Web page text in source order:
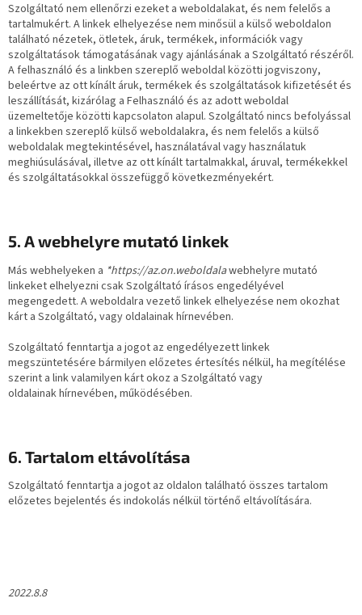
Szolgáltató nem ellenőrzi ezeket a weboldalakat, és nem felelős a
tartalmukért. A linkek elhelyezése nem minősül a külső weboldalon
található nézetek, ötletek, áruk, termékek, információk vagy
szolgáltatások támogatásának vagy ajánlásának a Szolgáltató részéről.
A felhasználó és a linkben szereplő weboldal közötti jogviszony,
beleértve az ott kínált áruk, termékek és szolgáltatások kifizetését és
leszállítását, kizárólag a Felhasználó és az adott weboldal
üzemeltetője közötti kapcsolaton alapul. Szolgáltató nincs befolyással
a linkekben szereplő külső weboldalakra, és nem felelős a külső
weboldalak megtekintésével, használatával vagy használatuk
meghiúsulásával, illetve az ott kínált tartalmakkal, áruval, termékekkel
és szolgáltatásokkal összefüggő következményekért.
5. Awebhelyre mutató linkek
Más webhelyeken a *https://az.on.weboldalawebhelyre mutató
linkeket elhelyezni csak Szolgáltató írásos engedélyével
megengedett. A weboldalra vezető linkek elhelyezése nem okozhat
kárt a Szolgáltató, vagy oldalainak hírnevében.
Szolgáltató fenntartja a jogot az engedélyezett linkek
megszüntetésére bármilyen előzetes értesítés nélkül, ha megítélése
szerint a link valamilyen kárt okoz a Szolgáltató vagy
oldalainak hírnevében, működésében.
6. Tartalom eltávolítása
Szolgáltató fenntartja a jogot az oldalon található összes tartalom
előzetes bejelentés és indokolás nélkül történő eltávolítására.
2022.8.8